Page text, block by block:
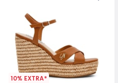
10% EXTRA*